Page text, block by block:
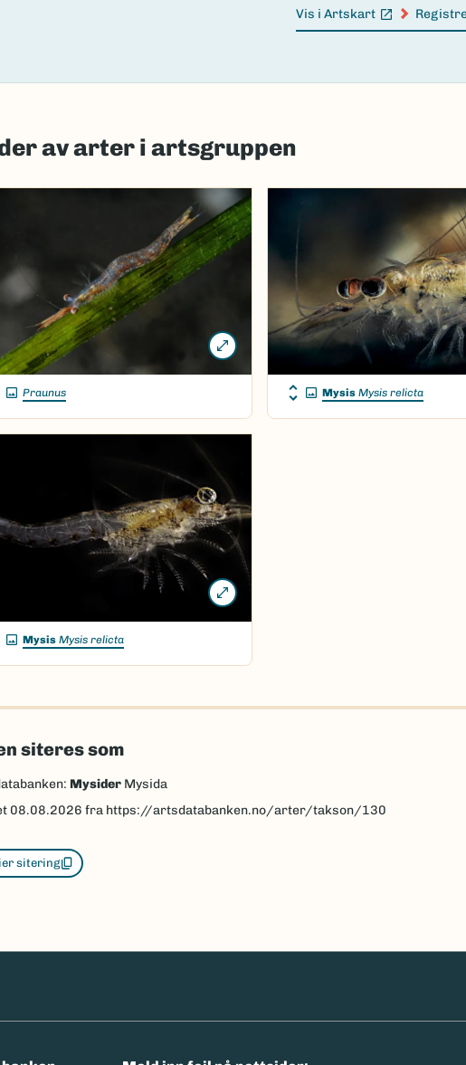
Vis i Artskart
(Ekstern lenke)
av arter i artsgruppen
Praunus Mysis Mysis relicta
Mysis Mysis relicta
siteres som
MysiderMysida
08.08.2026 fra https://artsdatabanken.no/arter/takson/130
sitering